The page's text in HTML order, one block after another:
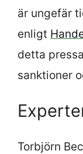
är ungefär
enligt
detta
sanktioner
Torbjörn